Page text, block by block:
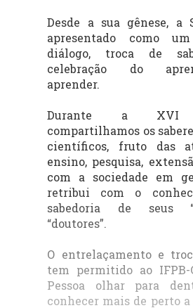
Desde a sua gênese, a
apresentado como
diálogo, troca de
celebração do
aprender.
Durante a XVI
compartilhamos os
científicos, fruto das
ensino, pesquisa,
com a sociedade em
retribui com o
sabedoria de seus
“doutores”.
O entrelaçamento e
tem permitido ao IFPB-
Pessoa olhar para
conhecer mais de perto a